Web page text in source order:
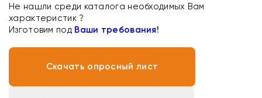
Не нашли среди каталога необходимых Вам
характеристик ?
Изготовим под Ваши требования!
Скачать опросный лист